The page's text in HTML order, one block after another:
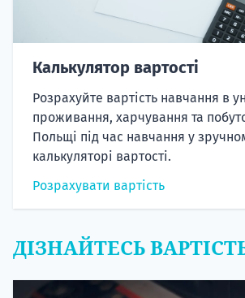
Калькулятор вартості
Розрахуйте вартість навчання в
проживання, харчування та
Польщі під час навчання у
калькуляторі вартості.
Розрахувати вартість
ДІЗНАЙТЕСЬ